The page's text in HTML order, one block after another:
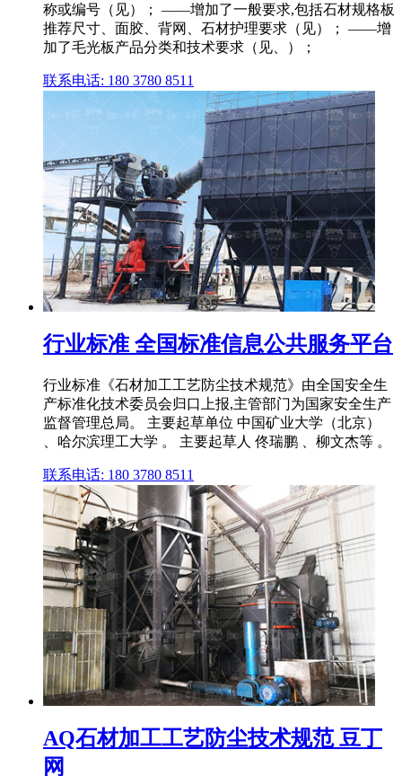
称或编号（见）； ——增加了一般要求,包括石材规格板
推荐尺寸、面胶、背网、石材护理要求（见）； ——增
加了毛光板产品分类和技术要求（见、）；
联系电话: 180 3780 8511
行业标准 全国标准信息公共服务平台
行业标准《石材加工工艺防尘技术规范》由全国安全生
产标准化技术委员会归口上报,主管部门为国家安全生产
监督管理总局。 主要起草单位 中国矿业大学（北京）
、哈尔滨理工大学 。 主要起草人 佟瑞鹏 、柳文杰等 。
联系电话: 180 3780 8511
AQ石材加工工艺防尘技术规范 豆丁
网